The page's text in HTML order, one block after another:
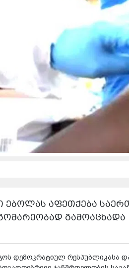
ებოლას აფეთქება
გამოაცხადა
დემოკრატიულ რესპუბლიკასა